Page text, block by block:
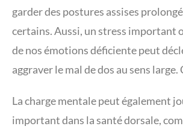
garder des postures assises
certains. Aussi, un stress important
de nos émotions déficiente peut
aggraver le mal de dos au sens large.
La charge mentale peut également
important dans la santé dorsale,